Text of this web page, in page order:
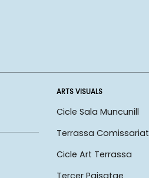
ARTS VISUALS
Cicle Sala Muncunill
Terrassa Comissariat
Cicle Art Terrassa
Tercer Paisatge